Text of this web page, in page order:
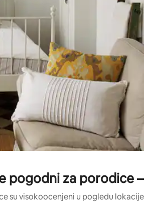
pogodni za porodice
su visokoocenjeni u pogledu